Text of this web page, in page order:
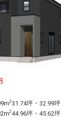
231.74坪・32.99坪
244.96坪・45.62坪